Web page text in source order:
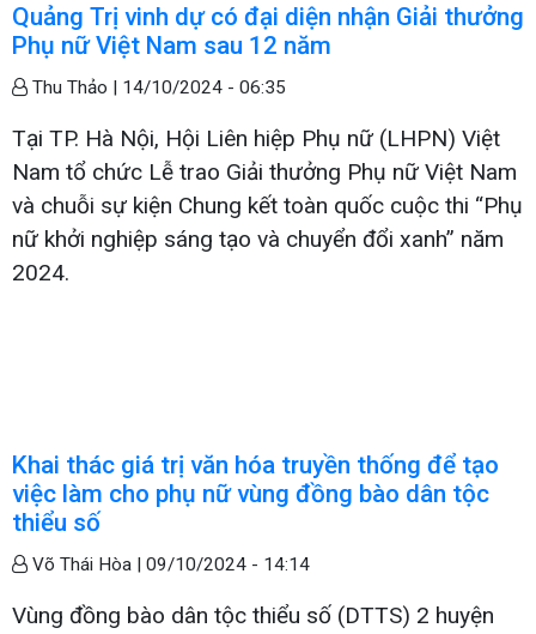
Quảng Trị vinh dự có đại diện nhận Giải thưởng
Phụ nữ Việt Nam sau 12 năm
Thu Thảo | 14/10/2024 - 06:35
Tại TP. Hà Nội, Hội Liên hiệp Phụ nữ (LHPN) Việt
Nam tổ chức Lễ trao Giải thưởng Phụ nữ Việt Nam
và chuỗi sự kiện Chung kết toàn quốc cuộc thi “Phụ
nữ khởi nghiệp sáng tạo và chuyển đổi xanh” năm
2024.
Khai thác giá trị văn hóa truyền thống để tạo
việc làm cho phụ nữ vùng đồng bào dân tộc
thiểu số
Võ Thái Hòa | 09/10/2024 - 14:14
Vùng đồng bào dân tộc thiểu số (DTTS) 2 huyện